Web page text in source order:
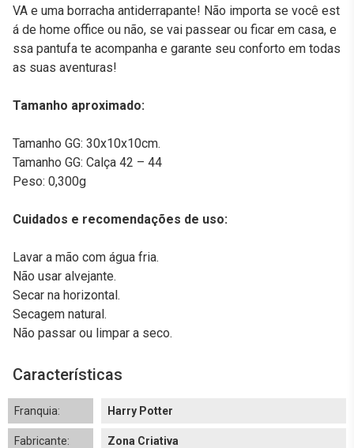
VA e uma borracha antiderrapante! Não importa se você est
á de home office ou não, se vai passear ou ficar em casa, e
ssa pantufa te acompanha e garante seu conforto em todas
as suas aventuras!
Tamanho aproximado:
Tamanho GG: 30x10x10cm.
Tamanho GG: Calça 42 – 44
Peso: 0,300g
Cuidados e recomendações de uso:
Lavar a mão com água fria.
Não usar alvejante.
Secar na horizontal.
Secagem natural.
Não passar ou limpar a seco.
Características
Franquia: Harry Potter
Fabricante: Zona Criativa